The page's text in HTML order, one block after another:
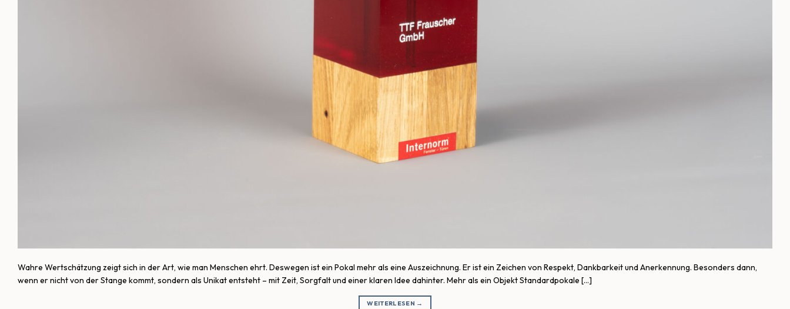
Wahre Wertschätzung zeigt sich in der Art, wie man Menschen ehrt. Deswegen ist ein Pokal mehr als eine Auszeichnung. Er ist ein Zeichen von Respekt, Dankbarkeit und Anerkennung. Besonders dann,
wenn er nicht von der Stange kommt, sondern als Unikat entsteht – mit Zeit, Sorgfalt und einer klaren Idee dahinter. Mehr als ein Objekt Standardpokale […]
WEITERLESEN →